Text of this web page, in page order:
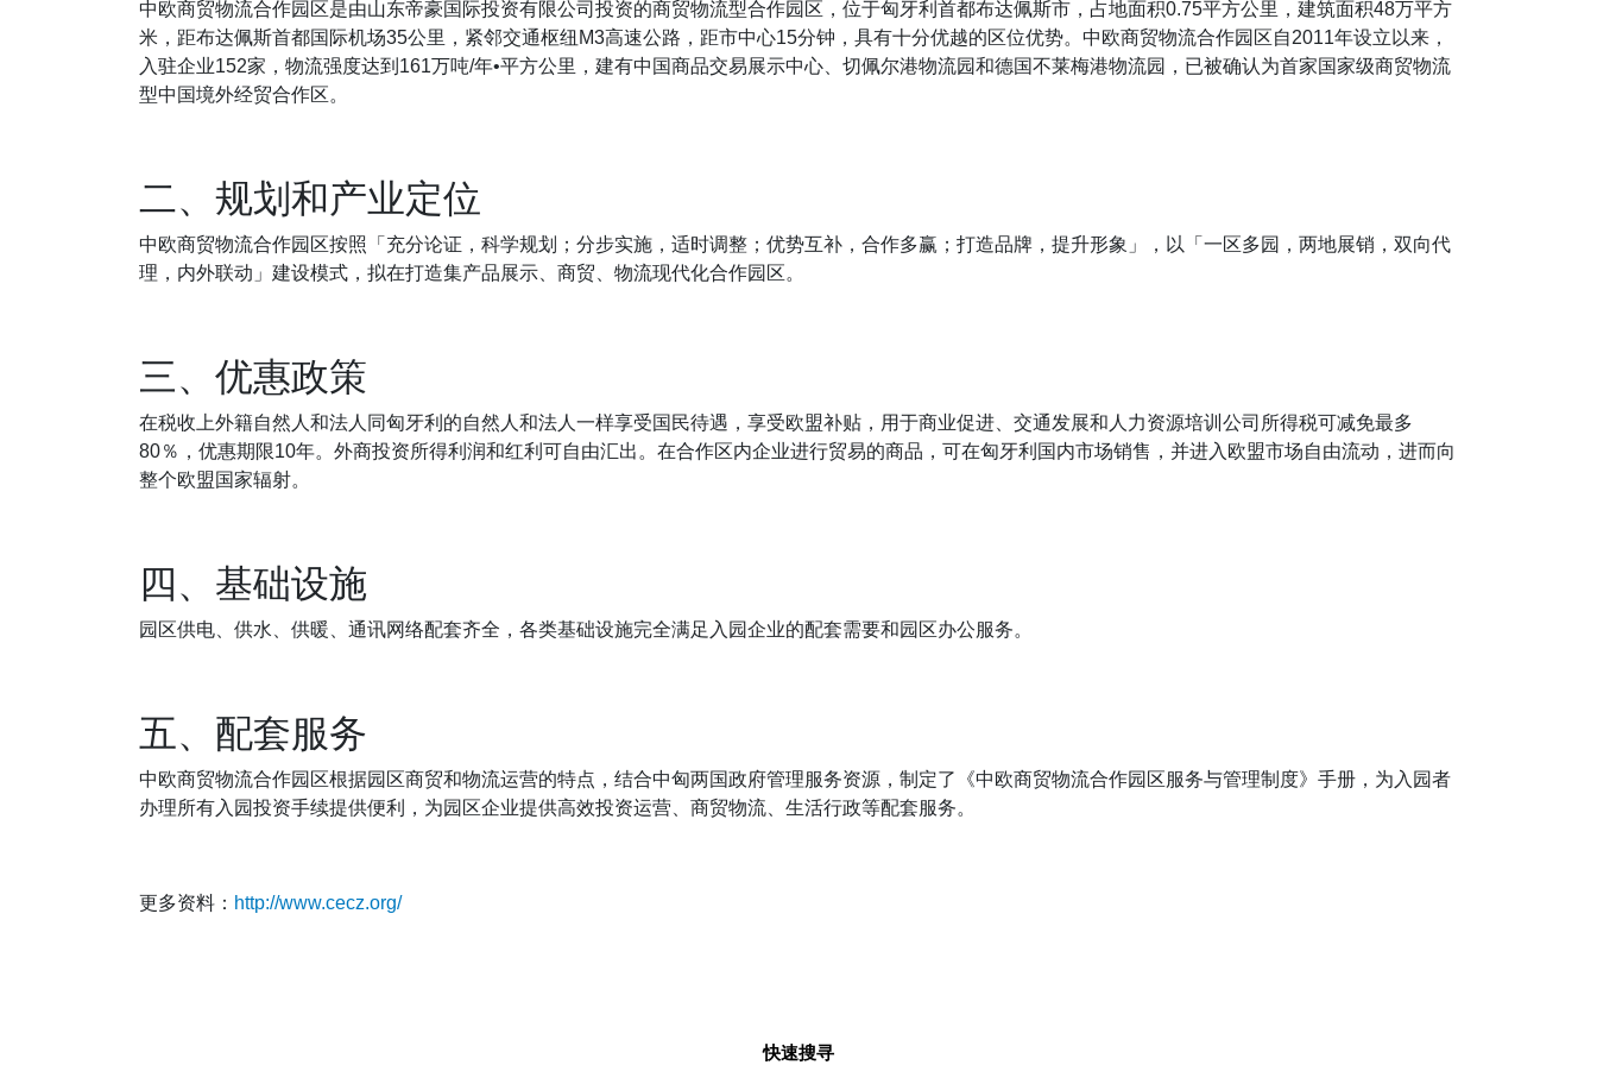
中欧商贸物流合作园区是由山东帝豪国际投资有限公司投资的商贸物流型合作园区，位于匈牙利首都布达佩斯市，占地面积0.75平方公里，建筑面积48万平方
米，距布达佩斯首都国际机场35公里，紧邻交通枢纽M3高速公路，距市中心15分钟，具有十分优越的区位优势。中欧商贸物流合作园区自2011年设立以来，
入驻企业152家，物流强度达到161万吨/年•平方公里，建有中国商品交易展示中心、切佩尔港物流园和德国不莱梅港物流园，已被确认为首家国家级商贸物流
型中国境外经贸合作区。
二、规划和产业定位
中欧商贸物流合作园区按照「充分论证，科学规划；分步实施，适时调整；优势互补，合作多赢；打造品牌，提升形象」，以「一区多园，两地展销，双向代
理，内外联动」建设模式，拟在打造集产品展示、商贸、物流现代化合作园区。
三、优惠政策
在税收上外籍自然人和法人同匈牙利的自然人和法人一样享受国民待遇，享受欧盟补贴，用于商业促进、交通发展和人力资源培训公司所得税可减免最多
80％，优惠期限10年。外商投资所得利润和红利可自由汇出。在合作区内企业进行贸易的商品，可在匈牙利国内市场销售，并进入欧盟市场自由流动，进而向
整个欧盟国家辐射。
四、基础设施
园区供电、供水、供暖、通讯网络配套齐全，各类基础设施完全满足入园企业的配套需要和园区办公服务。
五、配套服务
中欧商贸物流合作园区根据园区商贸和物流运营的特点，结合中匈两国政府管理服务资源，制定了《中欧商贸物流合作园区服务与管理制度》手册，为入园者
办理所有入园投资手续提供便利，为园区企业提供高效投资运营、商贸物流、生活行政等配套服务。
更多资料： http://www.cecz.org/
快速搜寻